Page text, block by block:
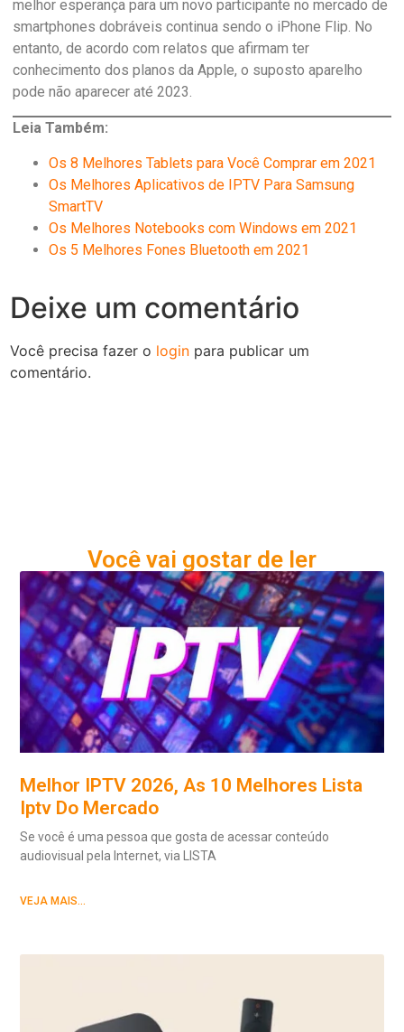
melhor esperança para um novo participante no mercado de
smartphones dobráveis ​​continua sendo o iPhone Flip. No
entanto, de acordo com relatos que afirmam ter
conhecimento dos planos da Apple, o suposto aparelho
pode não aparecer até 2023.
Leia Também:
Os 8 Melhores Tablets para Você Comprar em 2021
Os Melhores Aplicativos de IPTV Para Samsung
SmartTV
Os Melhores Notebooks com Windows em 2021
Os 5 Melhores Fones Bluetooth em 2021
Deixe um comentário
Você precisa fazer o login para publicar um
comentário.
Você vai gostar de ler
Melhor IPTV 2026, As 10 Melhores Lista
Iptv Do Mercado
Se você é uma pessoa que gosta de acessar conteúdo
audiovisual pela Internet, via LISTA
VEJA MAIS...